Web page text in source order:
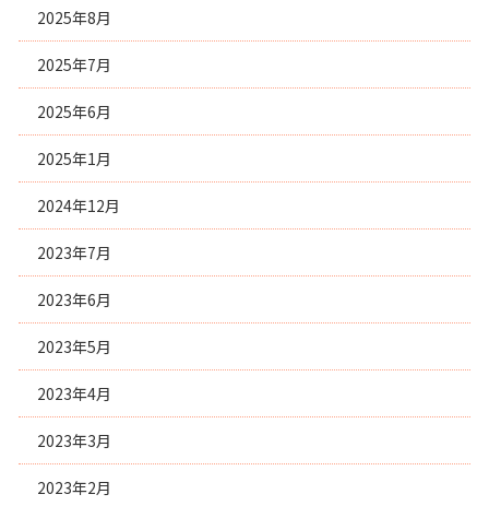
2025年8月
2025年7月
2025年6月
2025年1月
2024年12月
2023年7月
2023年6月
2023年5月
2023年4月
2023年3月
2023年2月